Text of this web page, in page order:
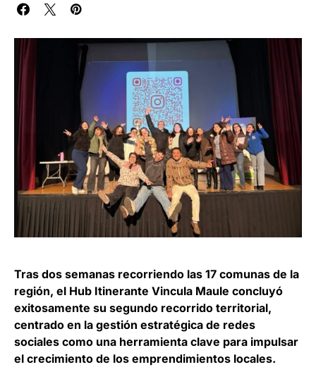
Tras dos semanas recorriendo las 17 comunas de la
región, el Hub Itinerante Vincula Maule concluyó
exitosamente su segundo recorrido territorial,
centrado en la gestión estratégica de redes
sociales como una herramienta clave para impulsar
el crecimiento de los emprendimientos locales.